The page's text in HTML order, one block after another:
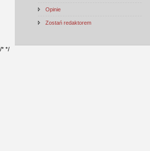
Opinie
Zostań redaktorem
/* */